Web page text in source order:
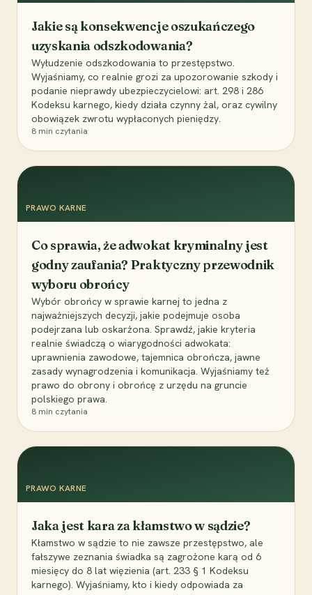
Jakie są konsekwencje oszukańczego
uzyskania odszkodowania?
Wyłudzenie odszkodowania to przestępstwo.
Wyjaśniamy, co realnie grozi za upozorowanie szkody i
podanie nieprawdy ubezpieczycielowi: art. 298 i 286
Kodeksu karnego, kiedy działa czynny żal, oraz cywilny
obowiązek zwrotu wypłaconych pieniędzy.
8 min czytania
PRAWO KARNE
Co sprawia, że adwokat kryminalny jest
godny zaufania? Praktyczny przewodnik
wyboru obrońcy
Wybór obrońcy w sprawie karnej to jedna z
najważniejszych decyzji, jakie podejmuje osoba
podejrzana lub oskarżona. Sprawdź, jakie kryteria
realnie świadczą o wiarygodności adwokata:
uprawnienia zawodowe, tajemnica obrończa, jawne
zasady wynagrodzenia i komunikacja. Wyjaśniamy też
prawo do obrony i obrońcę z urzędu na gruncie
polskiego prawa.
8 min czytania
PRAWO KARNE
Jaka jest kara za kłamstwo w sądzie?
Kłamstwo w sądzie to nie zawsze przestępstwo, ale
fałszywe zeznania świadka są zagrożone karą od 6
miesięcy do 8 lat więzienia (art. 233 § 1 Kodeksu
karnego). Wyjaśniamy, kto i kiedy odpowiada za